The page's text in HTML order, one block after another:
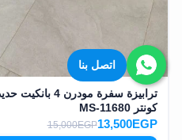
اتصل بنا
ترابيزة سفرة
كونتر MS-11680
13,500EGP
15,000EGP